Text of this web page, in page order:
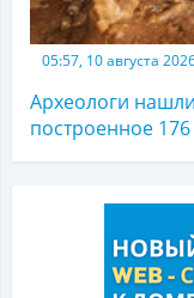
05:57, 10 августа
Археологи
построенное